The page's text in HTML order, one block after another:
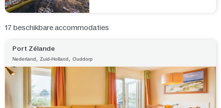
17 beschikbare accommodaties
Port Zélande
Nederland , Zuid-Holland , Ouddorp